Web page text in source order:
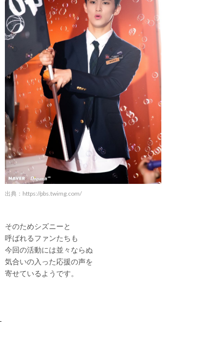
出典： https://pbs.twimg.com/
そのためシズニーと
呼ばれるファンたちも
今回の活動には並々ならぬ
気合いの入った応援の声を
寄せているようです。